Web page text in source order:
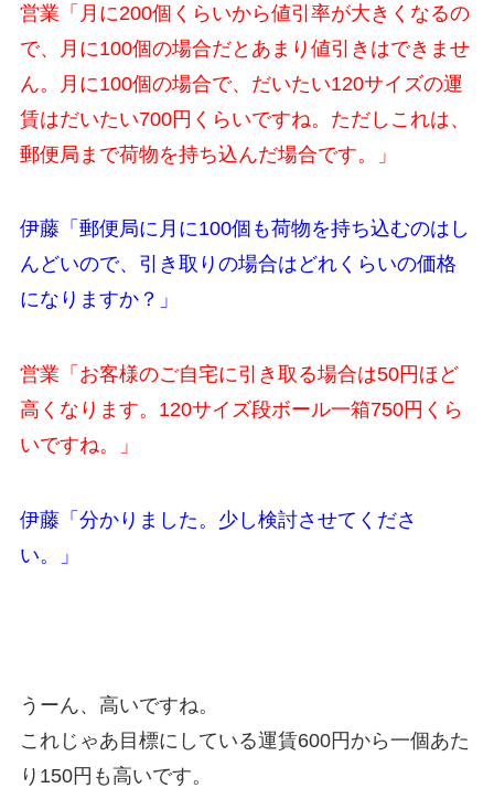
営業「月に200個くらいから値引率が大きくなるの
で、月に100個の場合だとあまり値引きはできませ
ん。月に100個の場合で、だいたい120サイズの運
賃はだいたい700円くらいですね。ただしこれは、
郵便局まで荷物を持ち込んだ場合です。」
伊藤「郵便局に月に100個も荷物を持ち込むのはし
んどいので、引き取りの場合はどれくらいの価格
になりますか？」
営業「お客様のご自宅に引き取る場合は50円ほど
高くなります。120サイズ段ボール一箱750円くら
いですね。」
伊藤「分かりました。少し検討させてくださ
い。」
うーん、高いですね。
これじゃあ目標にしている運賃600円から一個あた
り150円も高いです。